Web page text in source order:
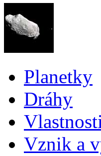
Planetky
Dráhy
Vznik a